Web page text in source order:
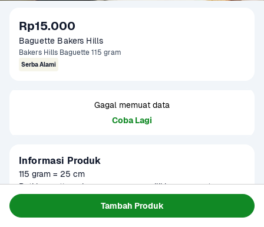
Tambah Produk
Rp15.000
Baguette Bakers Hills
Bakers Hills Baguette 115 gram
Serba Alami
Gagal memuat data
Coba Lagi
Informasi Produk
115 gram = 25 cm
Roti baguette polos umumnya memiliki rasa yang tawar
ada berbagai cara menyantap baguette roti Perancis yang
Terjadwal